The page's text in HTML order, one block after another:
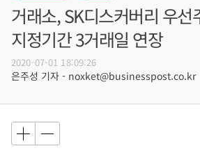
거래소, SK디스커버리 우선
지정기간 3거래일 연장
2020-07-01 18:09:26
은주성 기자 - noxket@businesspost.co.kr